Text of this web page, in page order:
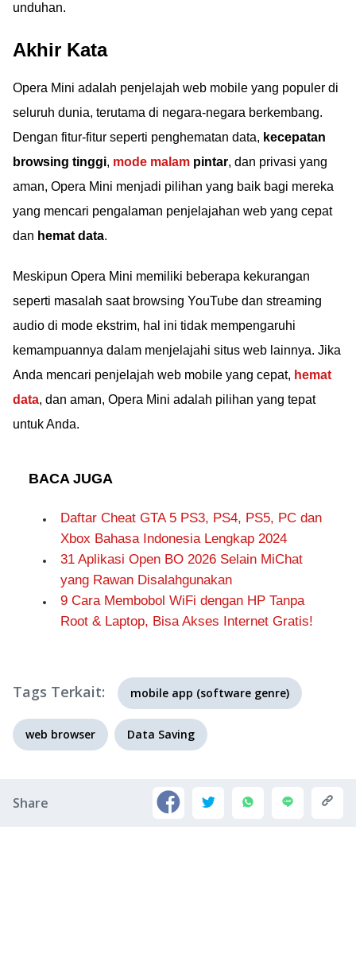
unduhan.
Akhir Kata
Opera Mini adalah penjelajah web mobile yang populer di
seluruh dunia, terutama di negara-negara berkembang.
Dengan fitur-fitur seperti penghematan data, kecepatan
browsing tinggi, mode malam pintar, dan privasi yang
aman, Opera Mini menjadi pilihan yang baik bagi mereka
yang mencari pengalaman penjelajahan web yang cepat
dan hemat data.
Meskipun Opera Mini memiliki beberapa kekurangan
seperti masalah saat browsing YouTube dan streaming
audio di mode ekstrim, hal ini tidak mempengaruhi
kemampuannya dalam menjelajahi situs web lainnya. Jika
Anda mencari penjelajah web mobile yang cepat, hemat
data, dan aman, Opera Mini adalah pilihan yang tepat
untuk Anda.
BACA JUGA
Daftar Cheat GTA 5 PS3, PS4, PS5, PC dan
Xbox Bahasa Indonesia Lengkap 2024
31 Aplikasi Open BO 2026 Selain MiChat
yang Rawan Disalahgunakan
9 Cara Membobol WiFi dengan HP Tanpa
Root & Laptop, Bisa Akses Internet Gratis!
Tags Terkait: mobile app (software genre)
web browser Data Saving
Share